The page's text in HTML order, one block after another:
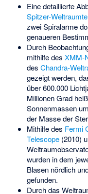
Eine detaillierte
Spitzer-
zwei Spiralarme
genaueren
Durch
mithilfe des XMM-
des Chandra-
gezeigt werden,
über 600.000
Millionen Grad
Sonnenmassen
der Masse der
Mithilfe des Fermi
Telescope(2010)
wurden in dem
Blasennördlich
gefunden.
Durch das